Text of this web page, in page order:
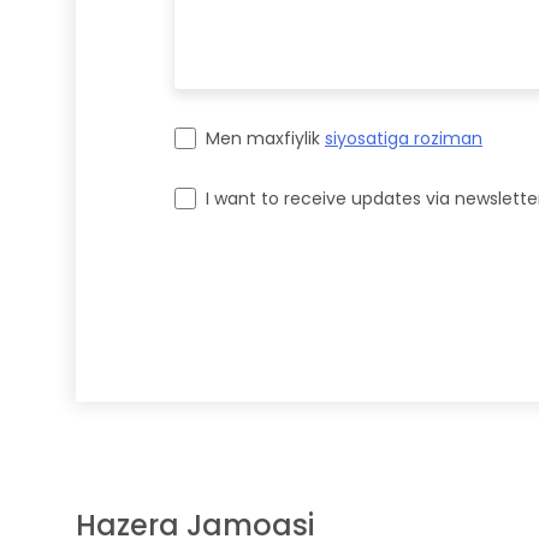
Men maxfiylik siyosatiga roziman
I want to receive updates via
Hazera Jamoasi